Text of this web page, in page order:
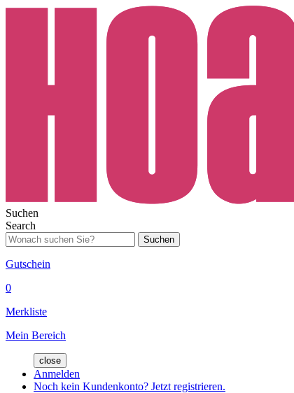
Suchen
Search
Suchen
Gutschein
0
Merkliste
Mein Bereich
close
Anmelden
Noch kein Kundenkonto? Jetzt registrieren.